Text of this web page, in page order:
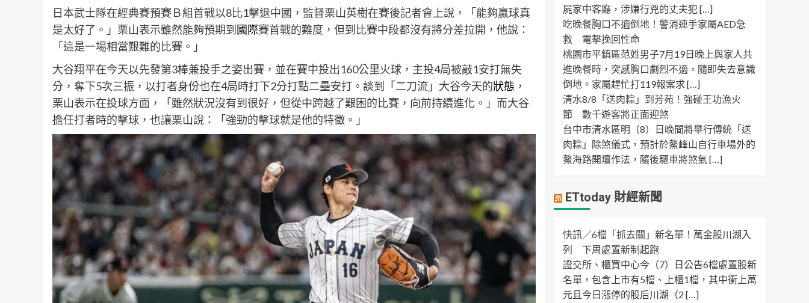
日本武士隊在經典賽預賽Ｂ組首戰以8比1擊退中國，監督栗山英樹在賽後記者會上說，「能夠贏球真
是太好了。」栗山表示雖然能夠預期到 國際賽首戰的難度，但到比賽中段都沒有將分差拉開，他說：
「這是一場相當艱難的比賽。」
大谷翔平在今天以先發第3棒兼投手之姿出賽，並在賽中投出160公里火球，主投4局被敲1安打無失
分，奪下5次三振，以打者身份也在4局時打下2分打點二壘安打。談到「二刀流」大谷今天的狀態 ，
栗山表示在投球方面，「雖然狀況沒有到很好，但從中跨越了艱困的比賽，向前持續進化。」而大谷
擔任打者時的擊球，也讓栗山說：「強勁的擊球就是他的特徵。」
屍家中客廳，涉嫌行兇的丈夫犯 […]
吃晚餐胸口不適倒地！警消連手家屬AED急
救 電擊挽回性命
桃園市平鎮區范姓男子7月19日晚上與家人共
進晚餐時，突感胸口劇烈不適，隨即失去意識
倒地。家屬趕忙打119報案求 […]
清水8/8「送肉粽」到芳苑！強碰王功漁火
節 數千遊客將正面迎煞
台中市清水區明（8）日晚間將舉行傳統「送
肉粽」除煞儀式，預計於鰲峰山自行車場外的
鰲海路開壇作法，隨後驅車將煞氣 […]
ETtoday 財經新聞
快訊／6檔「抓去關」新名單！萬金股川湖入
列 下周處置新制起跑
證交所、櫃買中心今（7）日公告6檔處置股新
名單，包含上市有5檔、上櫃1檔，其中衝上萬
元且今日漲停的股后川湖（2 […]